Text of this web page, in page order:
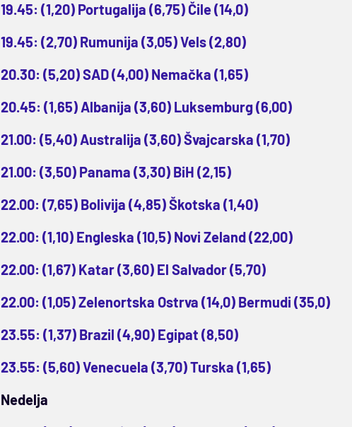
19.45: (1,20) Portugalija (6,75) Čile (14,0)
19.45: (2,70) Rumunija (3,05) Vels (2,80)
20.30: (5,20) SAD (4,00) Nemačka (1,65)
20.45: (1,65) Albanija (3,60) Luksemburg (6,00)
21.00: (5,40) Australija (3,60) Švajcarska (1,70)
21.00: (3,50) Panama (3,30) BiH (2,15)
22.00: (7,65) Bolivija (4,85) Škotska (1,40)
22.00: (1,10) Engleska (10,5) Novi Zeland (22,00)
22.00: (1,67) Katar (3,60) El Salvador (5,70)
22.00: (1,05) Zelenortska Ostrva (14,0) Bermudi (35,0)
23.55: (1,37) Brazil (4,90) Egipat (8,50)
23.55: (5,60) Venecuela (3,70) Turska (1,65)
Nedelja